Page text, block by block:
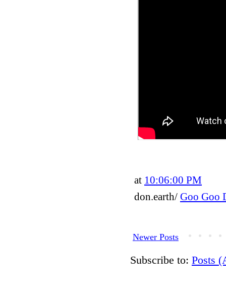
at 10:06:00 PM
don.earth/ Goo Goo
Newer Posts
Subscribe to: Posts